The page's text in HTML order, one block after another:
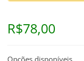
R$78,00